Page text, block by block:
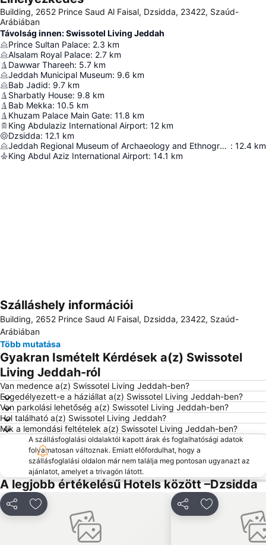
Building, 2652 Prince Saud Al Faisal, Dzsidda, 23422, Szaúd-
Arábiában
Távolság innen: Swissotel Living Jeddah
Prince Sultan Palace: 2.3 km
Alsalam Royal Palace: 2.7 km
Dawwar Thareeh: 5.7 km
Jeddah Municipal Museum: 9.6 km
Bab Jadid: 9.7 km
Sharbatly House: 9.8 km
Bab Mekka: 10.5 km
Khuzam Palace Main Gate: 11.8 km
King Abdulaziz International Airport: 12 km
Dzsidda: 12.1 km
Jeddah Regional Museum of Archaeology and Ethnography : 12.4 km
King Abdul Aziz International Airport: 14.1 km
Nagy méretű térkép
Szálláshely információi
Building, 2652 Prince Saud Al Faisal, Dzsidda, 23422, Szaúd-
Arábiában
Több mutatása
Gyakran Ismételt Kérdések a(z) Swissotel
Living Jeddah-ról
Van medence a(z) Swissotel Living Jeddah-ben?
Engedélyezett-e a háziállat a(z) Swissotel Living Jeddah-ben?
Van parkolási lehetőség a(z) Swissotel Living Jeddah-ben?
Hol található a(z) Swissotel Living Jeddah?
Mik a lemondási feltételek a(z) Swissotel Living Jeddah-ben?
A szállásfoglalási oldalaktól kapott árak és foglalhatósági adatok
folyamatosan változnak. Emiatt előfordulhat, hogy a
szállásfoglalási oldalon már nem találja meg pontosan ugyanazt az
ajánlatot, amelyet a trivagón látott.
A legjobb értékelésű Hotels között –Dzsidda
MegosztásHozzáadás a kedvencekhez MegosztásHozzáadás